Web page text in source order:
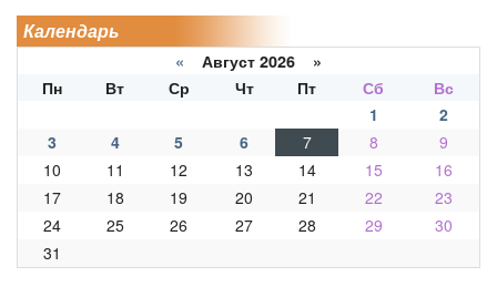
Календарь
« Август 2026 »
Пн
Вт Ср Чт Пт Сб
Вс
1
2
3
4 5 6 7 8
9
10
11 12 13 14 15
16
17
18 19 20 21 22
23
24
25 26 27 28 29
30
31